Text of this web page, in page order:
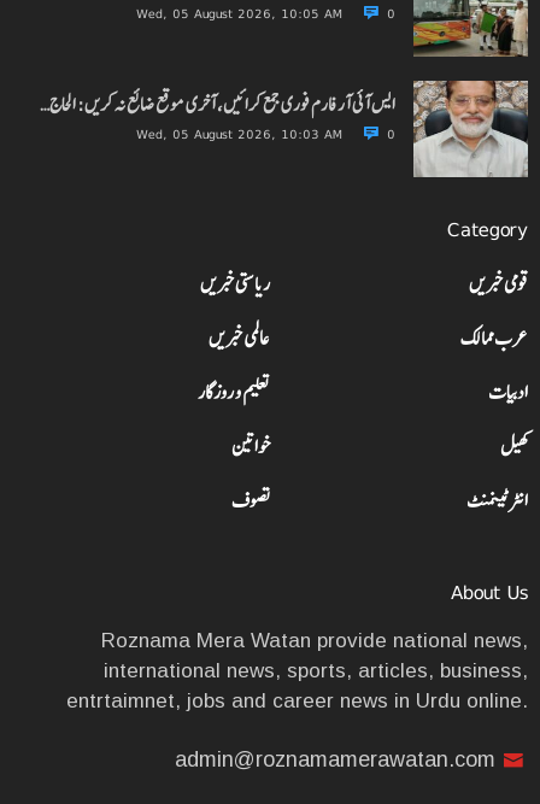
Wed, 05 August 2026, 10:05 AM 0
ایس آئی آر فارم فوری جمع کرائیں، آخری موقع ضائع نہ کریں: الحاج…
Wed, 05 August 2026, 10:03 AM 0
Category
قومی خبریں
ریاستی خبریں
عرب ممالک
عالمی خبریں
ادبیات
تعلیم و روزگار
کھیل
خواتین
انٹرٹینمنٹ
تصوف
About Us
Roznama Mera Watan provide national news,
international news, sports, articles, business,
entrtaimnet, jobs and career news in Urdu online.
admin@roznamamerawatan.com